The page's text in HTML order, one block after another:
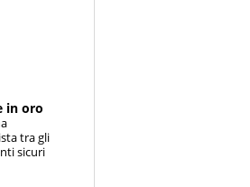
in oro
tra gli
sicuri